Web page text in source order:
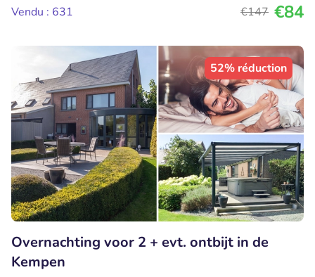
Vendu : 631
€147 €84
52% réduction
Overnachting voor 2 + evt. ontbijt in de
Kempen